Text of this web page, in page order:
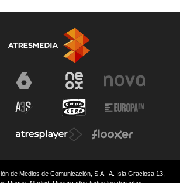
de Medios de Comunicación, S.A - A. Isla Graciosa 13,